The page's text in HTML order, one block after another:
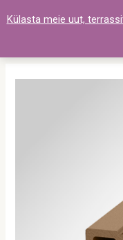
Külasta meie uut,
to